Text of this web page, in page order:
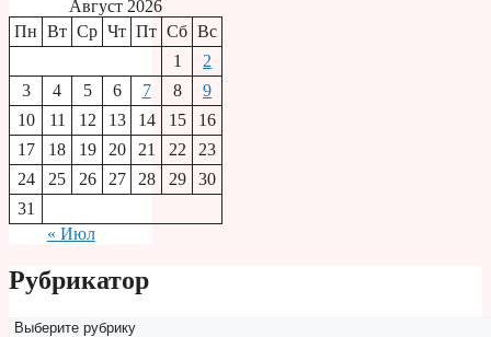
Август 2026
Пн Вт Ср Чт Пт Сб Вс
1
2
3
4 5 6 7 8
9
10
11 12 13 14 15
16
17
18 19 20 21 22
23
24
25 26 27 28 29
30
31
« Июл
Рубрикатор
Рубрикатор